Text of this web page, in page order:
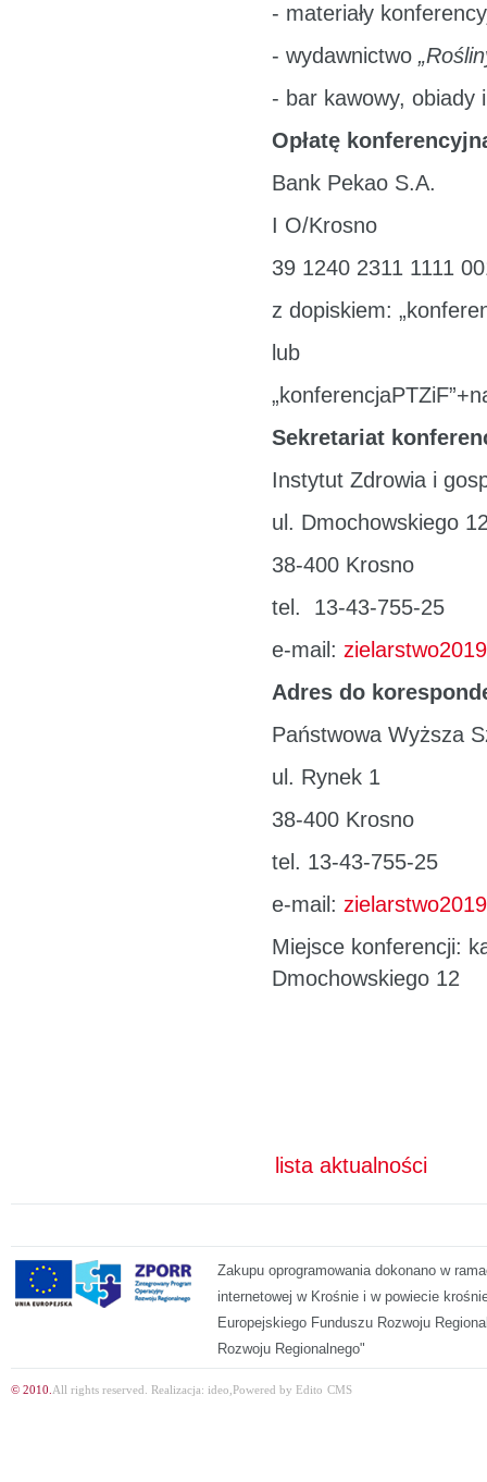
- materiały
- wydawnictwo
- bar kawowy, obiady
Opłatę
Bank Pekao S.A.
I O/Krosno
39 1240 2311 1111
z dopiskiem:
lub
Sekretariat
Instytut Zdrowia i
ul. Dmochowskiego
38-400 Krosno
tel. 13-43-755-25
e-mail:
Adres do
Państwowa Wyższa
ul. Rynek 1
38-400 Krosno
tel. 13-43-755-25
e-mail:
Miejsce konferencji:
Dmochowskiego 12
lista aktualności
Zakupu oprogramowania dokonano w
internetowej w Krośnie i w powiecie
Europejskiego Funduszu Rozwoju
Rozwoju Regionalnego"
© 2010. All rights reserved. Realizacja: ideo Powered by CMS
Edito